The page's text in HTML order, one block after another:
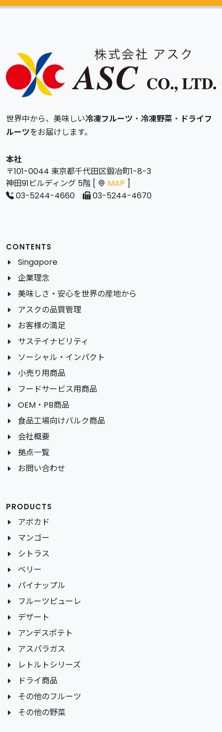
カタログ無料請求
世界中から、美味しい冷凍フルーツ ・ 冷凍野菜 ・ ドライフ
ルーツをお届けします。
本社
〒101-0044 東京都千代田区鍛冶町1-8-3
神田91ビルディング 5階 [
MAP ]
03-5244-4660
03-5244-4670
CONTENTS
Singapore
企業理念
美味しさ・安心を世界の産地から
アスクの品質管理
お客様の満足
サステイナビリティ
ソーシャル・インパクト
小売り用商品
フードサービス用商品
OEM・PB商品
食品工場向けバルク商品
会社概要
拠点一覧
お問い合わせ
PRODUCTS
アボカド
マンゴー
シトラス
ベリー
パイナップル
フルーツピューレ
デザート
アンデスポテト
アスパラガス
レトルトシリーズ
ドライ商品
その他のフルーツ
その他の野菜